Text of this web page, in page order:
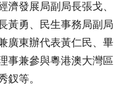
發展局副局長張戈、
黃勇、民生事務局副局
廣東辦代表黃仁民、畢
事兼參與粵港澳大灣區
等。